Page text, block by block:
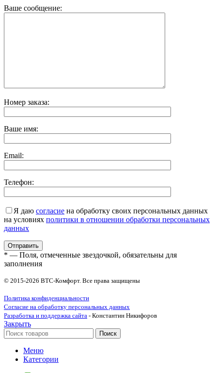
Ваше сообщение:
Номер заказа:
Ваше имя:
Email:
Телефон:
Я даю согласие на обработку своих персональных данных
на условиях политики в отношении обработки персональных
данных
* — Поля, отмеченные звездочкой, обязательны для
заполнения
© 2015-2026 ВТС-Комфорт. Все права защищены
Политика конфиденциальности
Согласие на обработку персональных данных
Разработка и поддержка сайта - Константин Никифоров
Закрыть
Поиск
Меню
Категории